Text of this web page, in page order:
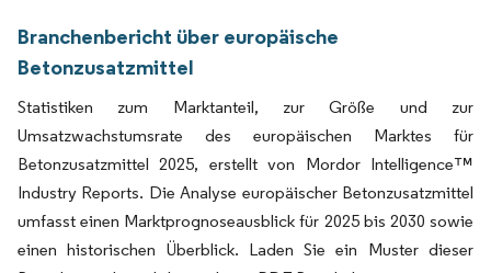
Branchenbericht über europäische
Betonzusatzmittel
Statistiken zum Marktanteil, zur Größe und zur
Umsatzwachstumsrate des europäischen Marktes für
Betonzusatzmittel 2025, erstellt von Mordor Intelligence™
Industry Reports. Die Analyse europäischer Betonzusatzmittel
umfasst einen Marktprognoseausblick für 2025 bis 2030 sowie
einen historischen Überblick. Laden Sie ein Muster dieser